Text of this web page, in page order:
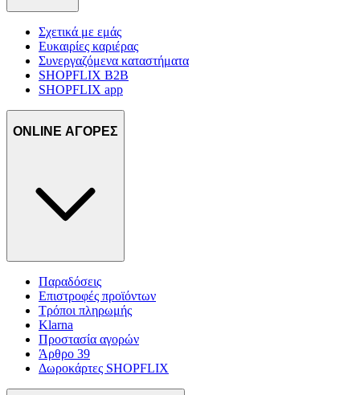
Σχετικά με εμάς
Ευκαιρίες καριέρας
Συνεργαζόμενα καταστήματα
SHOPFLIX B2B
SHOPFLIX app
ONLINE ΑΓΟΡΕΣ
Παραδόσεις
Επιστροφές προϊόντων
Τρόποι πληρωμής
Klarna
Προστασία αγορών
Άρθρο 39
Δωροκάρτες SHOPFLIX